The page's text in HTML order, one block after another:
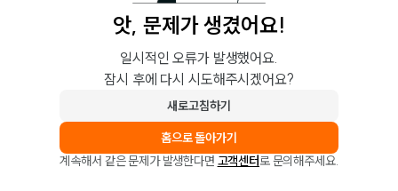
앗, 문제가 생겼어요!
일시적인 오류가 발생했어요.
잠시 후에 다시 시도해주시겠어요?
새로고침하기
홈으로 돌아가기
계속해서 같은 문제가 발생한다면 고객센터로 문의해주세요.